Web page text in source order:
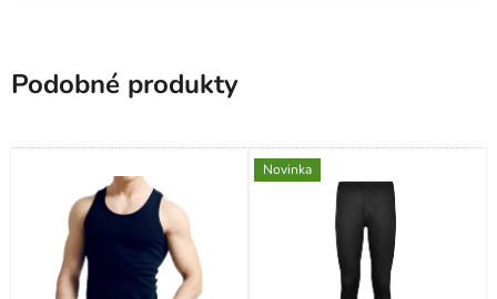
Podobné produkty
Novinka